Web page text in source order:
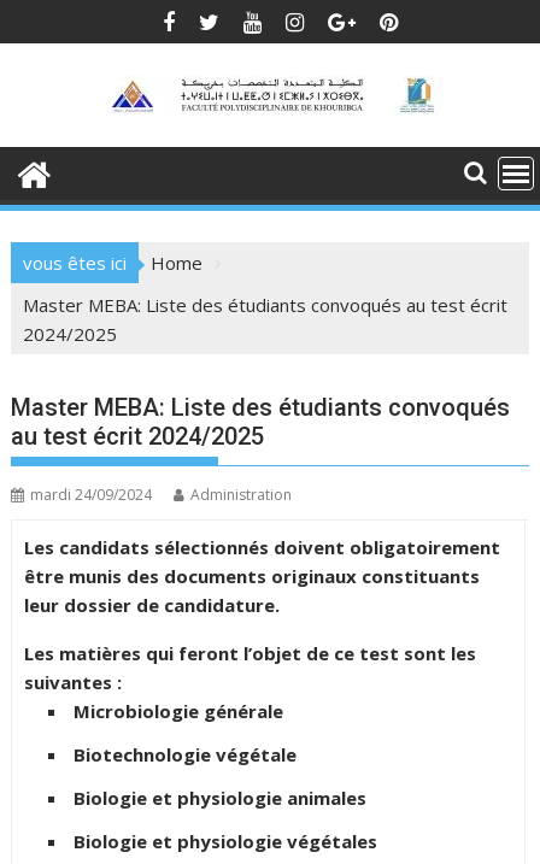
to
vous êtes ici
Home
Master MEBA: Liste des étudiants convoqués au test écrit
2024/2025
Master MEBA: Liste des étudiants convoqués
au test écrit 2024/2025
mardi 24/09/2024 Administration
Les candidats sélectionnés doivent obligatoirement
être munis des documents originaux constituants
leur dossier de candidature.
Les matières qui feront l’objet de ce test sont les
suivantes :
Microbiologie générale
Biotechnologie végétale
Biologie et physiologie animales
Biologie et physiologie végétales